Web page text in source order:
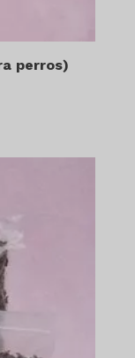
perros)